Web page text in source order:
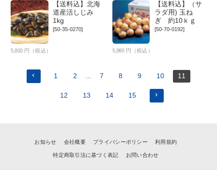
【送料込】北海
道産活しじみ
1kg
[50-35-0270]
5,800 円（税込）
【送料込】（サ
ラダ用) 玉ね
ぎ 約10ｋｇ
[50-70-0192]
5,980 円（税込）
1 2 ... 7 8 9 10 11
12 13 14 15
お知らせ 会社概要 プライバシーポリシー 利用規約
特定商取引法に基づく表記 お問い合わせ